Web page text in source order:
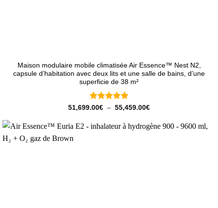
Maison modulaire mobile climatisée Air Essence™ Nest N2,
capsule d’habitation avec deux lits et une salle de bains, d’une
superficie de 38 m²
Note5 sur
51,699.00€ – 55,459.00€Plage
51,699.00€